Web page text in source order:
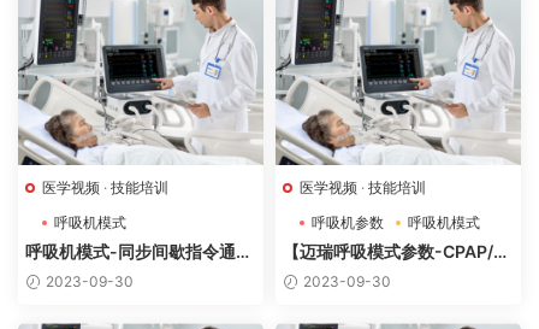
医学视频 · 技能培训
呼吸机模式
呼吸机模式-同步间歇指令通气
—SIMV模式应用
2023-09-30
医学视频 · 技能培训
呼吸机参数
呼吸机模式
【迈瑞呼吸模式参数-CPAP/P
SV自主呼吸】
2023-09-30